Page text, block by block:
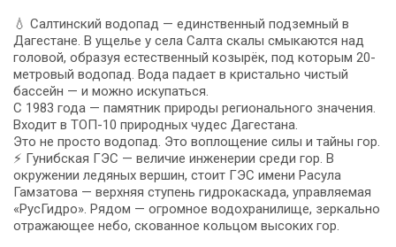
💧 Салтинский водопад — единственный подземный в
Дагестане. В ущелье у села Салта скалы смыкаются над
головой, образуя естественный козырёк, под которым 20-
метровый водопад. Вода падает в кристально чистый
бассейн — и можно искупаться.
С 1983 года — памятник природы регионального значения.
Входит в ТОП-10 природных чудес Дагестана.
Это не просто водопад. Это воплощение силы и тайны гор.
⚡ Гунибская ГЭС — величие инженерии среди гор. В
окружении ледяных вершин, стоит ГЭС имени Расула
Гамзатова — верхняя ступень гидрокаскада, управляемая
«РусГидро». Рядом — огромное водохранилище, зеркально
отражающее небо, скованное кольцом высоких гор.